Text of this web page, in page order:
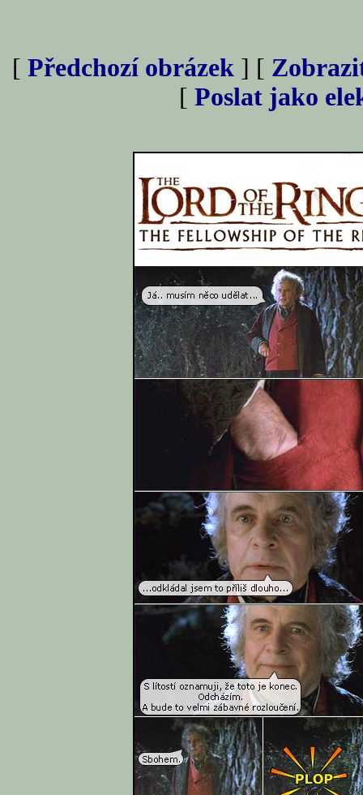
[ Předchozí obrázek ] [
[ Poslat jako